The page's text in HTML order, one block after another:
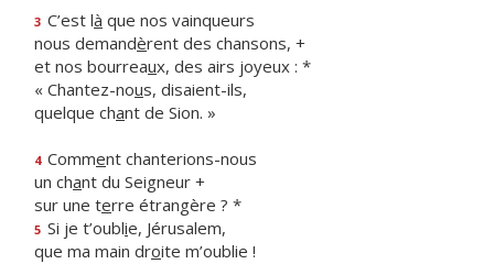
3 C’est là que nos vainqueurs
nous demandèrent des chansons, +
et nos bourreaux, des airs joyeux : *
« Chantez-nous, disaient-ils,
quelque chant de Sion. »
4 Comment chanterions-nous
un chant du Seigneur +
sur une terre étrangère ? *
5 Si je t’oublie, Jérusalem,
que ma main droite m’oublie !